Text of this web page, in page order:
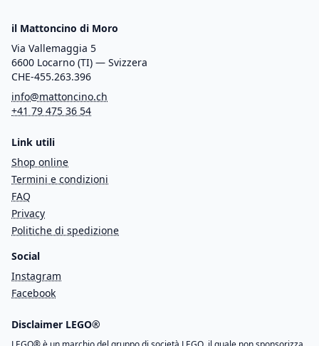
il Mattoncino di Moro
Via Vallemaggia 5
6600 Locarno (TI) — Svizzera
CHE-455.263.396
info@mattoncino.ch
+41 79 475 36 54
Link utili
Shop online
Termini e condizioni
FAQ
Privacy
Politiche di spedizione
Social
Instagram
Facebook
Disclaimer LEGO®